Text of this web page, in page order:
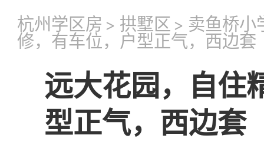
杭州学区房 > 拱墅区 > 卖鱼桥小
修，有车位，户型正气，西边套
远大花园，自住
型正气，西边套